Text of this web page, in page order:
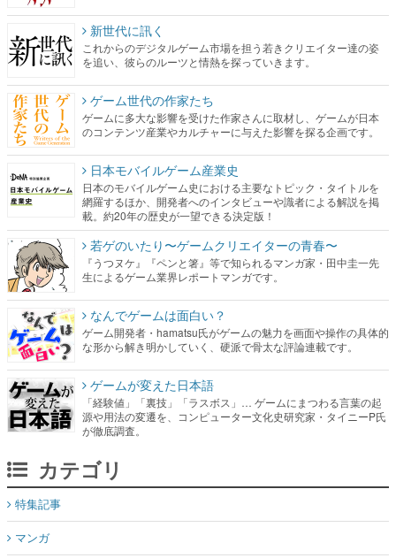
新世代に訊く
これからのデジタルゲーム市場を担う若きクリエイター達の姿
を追い、彼らのルーツと情熱を探っていきます。
ゲーム世代の作家たち
ゲームに多大な影響を受けた作家さんに取材し、ゲームが日本
のコンテンツ産業やカルチャーに与えた影響を探る企画です。
日本モバイルゲーム産業史
日本のモバイルゲーム史における主要なトピック・タイトルを
網羅するほか、開発者へのインタビューや識者による解説を掲
載。約20年の歴史が一望できる決定版！
若ゲのいたり〜ゲームクリエイターの青春〜
『うつヌケ』『ペンと箸』等で知られるマンガ家・田中圭一先
生によるゲーム業界レポートマンガです。
なんでゲームは面白い？
ゲーム開発者・hamatsu氏がゲームの魅力を画面や操作の具体的
な形から解き明かしていく、硬派で骨太な評論連載です。
ゲームが変えた日本語
「経験値」「裏技」「ラスボス」… ゲームにまつわる言葉の起
源や用法の変遷を、コンピューター文化史研究家・タイニーP氏
が徹底調査。
カテゴリ
特集記事
マンガ